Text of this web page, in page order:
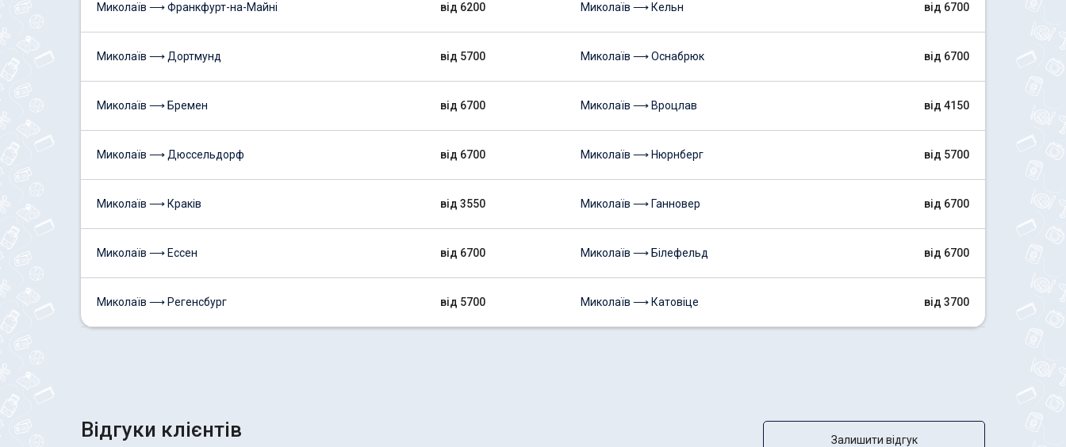
Миколаїв ⟶ Франкфурт-на-Майні від 6200
Миколаїв ⟶ Дортмунд від 5700
Миколаїв ⟶ Бремен від 6700
Миколаїв ⟶ Дюссельдорф від 6700
Миколаїв ⟶ Краків від 3550
Миколаїв ⟶ Ессен від 6700
Миколаїв ⟶ Регенсбург від 5700
Миколаїв ⟶ Кельн від 6700
Миколаїв ⟶ Оснабрюк від 6700
Миколаїв ⟶ Вроцлав від 4150
Миколаїв ⟶ Нюрнберг від 5700
Миколаїв ⟶ Ганновер від 6700
Миколаїв ⟶ Білефельд від 6700
Миколаїв ⟶ Катовіце від 3700
Відгуки клієнтів Залишити відгук